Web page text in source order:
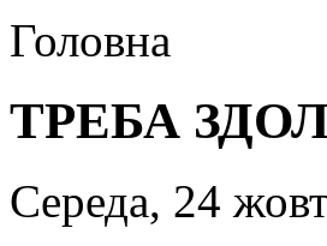
Головна
ТРЕБА
Середа, 24